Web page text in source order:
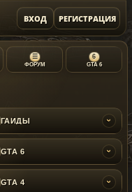
ВХОД РЕГИСТРАЦИЯ
☰
ФОРУМ
6
GTA 6
ГАЙДЫ ›
GTA 6 ›
GTA 4 ›